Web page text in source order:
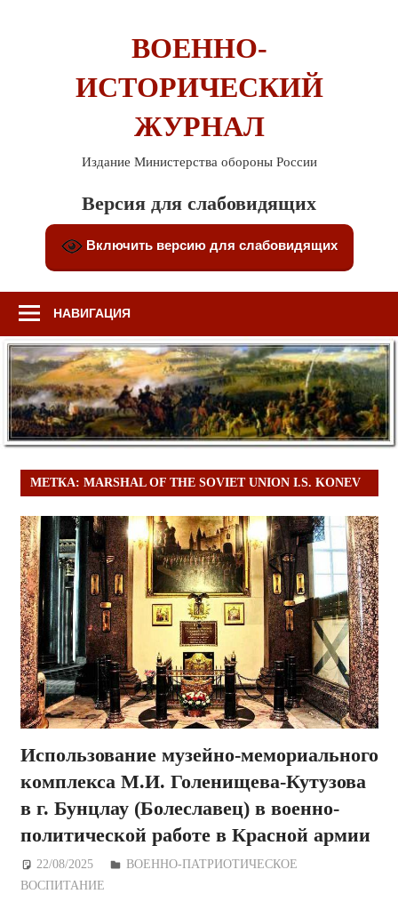
ВОЕННО-
ИСТОРИЧЕСКИЙ
ЖУРНАЛ
Издание Министерства обороны России
Версия для слабовидящих
Включить версию для слабовидящих
НАВИГАЦИЯ
МЕТКА: MARSHAL OF THE SOVIET UNION I.S. KONEV
Использование музейно-мемориального
комплекса М.И. Голенищева-Кутузова
в г. Бунцлау (Болеславец) в военно-
политической работе в Красной армии
22/08/2025 Дежурный по Редакции
ВОЕННО-ПАТРИОТИЧЕСКОЕ
ВОСПИТАНИЕ